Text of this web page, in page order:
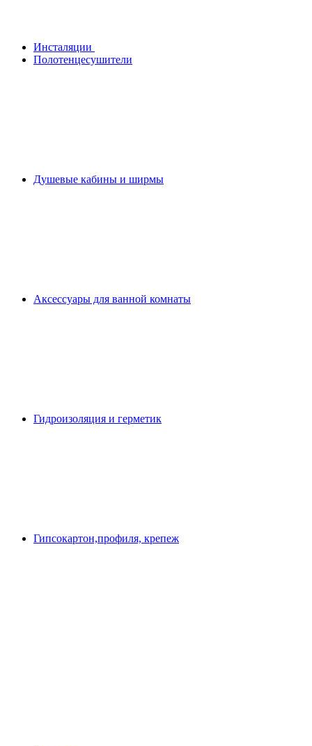
Инсталяции
Полотенцесушители
Душевые кабины и ширмы
Аксессуары для ванной комнаты
Гидроизоляция и герметик
Гипсокартон,профиля, крепеж